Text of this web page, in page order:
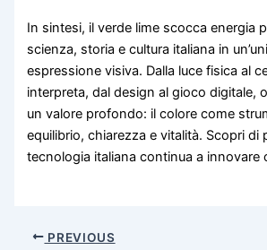
In sintesi, il verde lime scocca energia
scienza, storia e cultura italiana in
espressione visiva. Dalla luce fisica al
interpreta, dal design al gioco digitale,
un valore profondo: il colore come
equilibrio, chiarezza e vitalità. Scopri di
tecnologia italiana continua a innovare
PREVIOUS